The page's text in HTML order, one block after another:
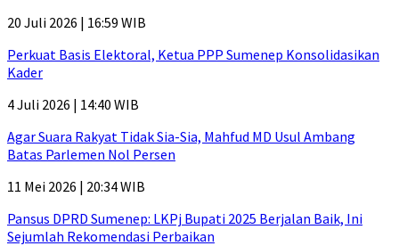
20 Juli 2026 | 16:59 WIB
Perkuat Basis Elektoral, Ketua PPP Sumenep Konsolidasikan
Kader
4 Juli 2026 | 14:40 WIB
Agar Suara Rakyat Tidak Sia-Sia, Mahfud MD Usul Ambang
Batas Parlemen Nol Persen
11 Mei 2026 | 20:34 WIB
Pansus DPRD Sumenep: LKPj Bupati 2025 Berjalan Baik, Ini
Sejumlah Rekomendasi Perbaikan